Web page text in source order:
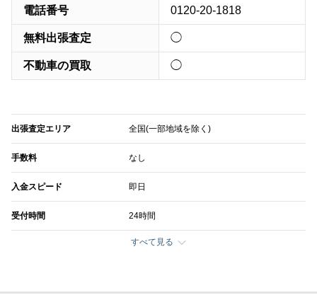
電話番号 0120-20-1818
無料出張査定 ◯
不動車の買取 ◯
出張査定エリア 全国(一部地域を除く)
手数料 なし
入金スピード 即日
受付時間 24時間
すべて見る